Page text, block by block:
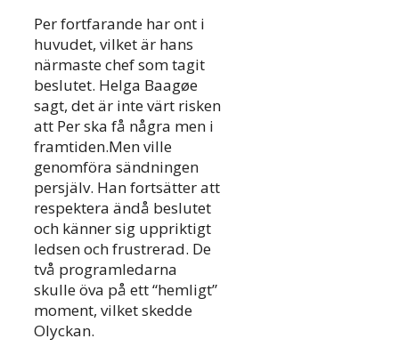
Per fortfarande har ont i
huvudet, vilket är hans
närmaste chef som tagit
beslutet. Helga Baagøe
sagt, det är inte värt risken
att Per ska få några men i
framtiden.Men ville
genomföra sändningen
persjälv. Han fortsätter att
respektera ändå beslutet
och känner sig uppriktigt
ledsen och frustrerad. De
två programledarna
skulle öva på ett “hemligt”
moment, vilket skedde
Olyckan.